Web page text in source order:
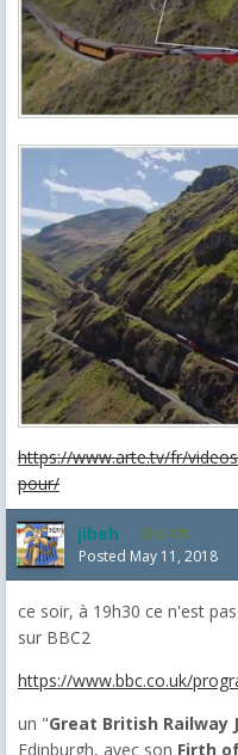
https://www.arte.tv/fr/
pour/
jibeh 5,475
Posted May 11, 2018
ce soir, à 19h30 ce n'est
sur BBC2
https://www.bbc.co.uk/
un "Great British Railway
Edinburgh, avec son Firth